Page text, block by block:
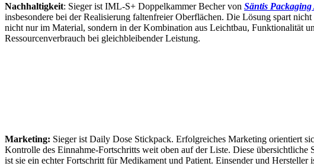
Nachhaltigkeit: Sieger ist IML-S+ Doppelkammer Becher von Säntis Packaging
insbesondere bei der Realisierung faltenfreier Oberflächen. Die Lösung spart
nicht nur im Material, sondern in der Kombination aus Leichtbau, Funktionalität
Ressourcenverbrauch bei gleichbleibender Leistung.
Marketing: Sieger ist Daily Dose Stickpack. Erfolgreiches Marketing orientiert
Kontrolle des Einnahme-Fortschritts weit oben auf der Liste. Diese
ist sie ein echter Fortschritt für Medikament und Patient. Einsender und Hersteller